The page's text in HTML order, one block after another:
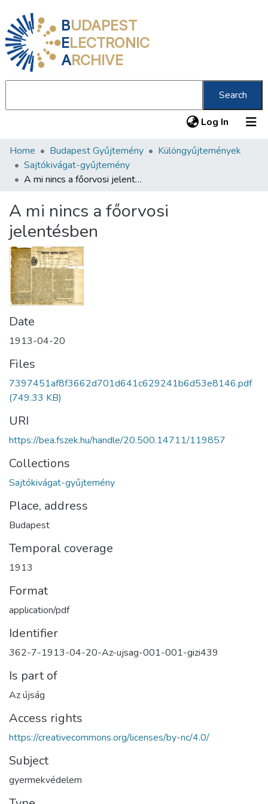
BUDAPEST
ELECTRONIC
ARCHIVE
Search
Log In (current)
Communities & Collections
All of DSpace
About us
Home Budapest Gyűjtemény
Különgyűjtemények
Sajtókivágat-gyűjtemény
A mi nincs a főorvosi jelentésben
A mi nincs a főorvosi
jelentésben
Date
1913-04-20
Files
7397451af8f3662d701d641c629241b6d53e8146.pdf
(749.33 KB)
URI
https://bea.fszek.hu/handle/20.500.14711/119857
Collections
Sajtókivágat-gyűjtemény
Place, address
Budapest
Temporal coverage
1913
Format
application/pdf
Identifier
362-7-1913-04-20-Az-ujsag-001-001-gizi439
Is part of
Az újság
Access rights
https://creativecommons.org/licenses/by-nc/4.0/
Subject
gyermekvédelem